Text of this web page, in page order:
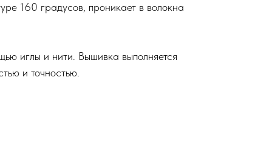
160 градусов, проникает в волокна
иглы и нити. Вышивка выполняется
и точностью.